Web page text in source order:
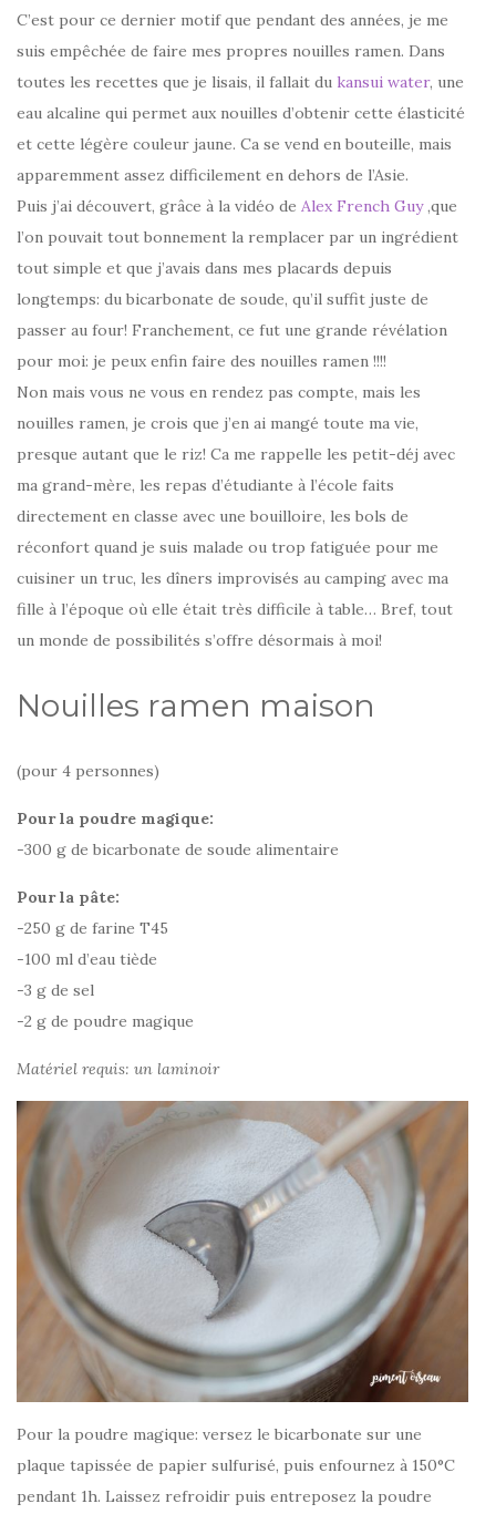
C’est pour ce dernier motif que pendant des années, je me
suis empêchée de faire mes propres nouilles ramen. Dans
toutes les recettes que je lisais, il fallait du kansui water, une
eau alcaline qui permet aux nouilles d’obtenir cette élasticité
et cette légère couleur jaune. Ca se vend en bouteille, mais
apparemment assez difficilement en dehors de l’Asie.
Puis j’ai découvert, grâce à la vidéo de Alex French Guy,que
l’on pouvait tout bonnement la remplacer par un ingrédient
tout simple et que j’avais dans mes placards depuis
longtemps: du bicarbonate de soude, qu’il suffit juste de
passer au four! Franchement, ce fut une grande révélation
pour moi: je peux enfin faire des nouilles ramen !!!!
Non mais vous ne vous en rendez pas compte, mais les
nouilles ramen, je crois que j’en ai mangé toute ma vie,
presque autant que le riz! Ca me rappelle les petit-déj avec
ma grand-mère, les repas d’étudiante à l’école faits
directement en classe avec une bouilloire, les bols de
réconfort quand je suis malade ou trop fatiguée pour me
cuisiner un truc, les dîners improvisés au camping avec ma
fille à l’époque où elle était très difficile à table… Bref, tout
un monde de possibilités s’offre désormais à moi!
Nouilles ramen maison
(pour 4 personnes)
Pour la poudre magique:
-300 g de bicarbonate de soude alimentaire
Pour la pâte:
-250 g de farine T45
-100 ml d’eau tiède
-3 g de sel
-2 g de poudre magique
Matériel requis: un laminoir
Pour la poudre magique: versez le bicarbonate sur une
plaque tapissée de papier sulfurisé, puis enfournez à 150°C
pendant 1h. Laissez refroidir puis entreposez la poudre